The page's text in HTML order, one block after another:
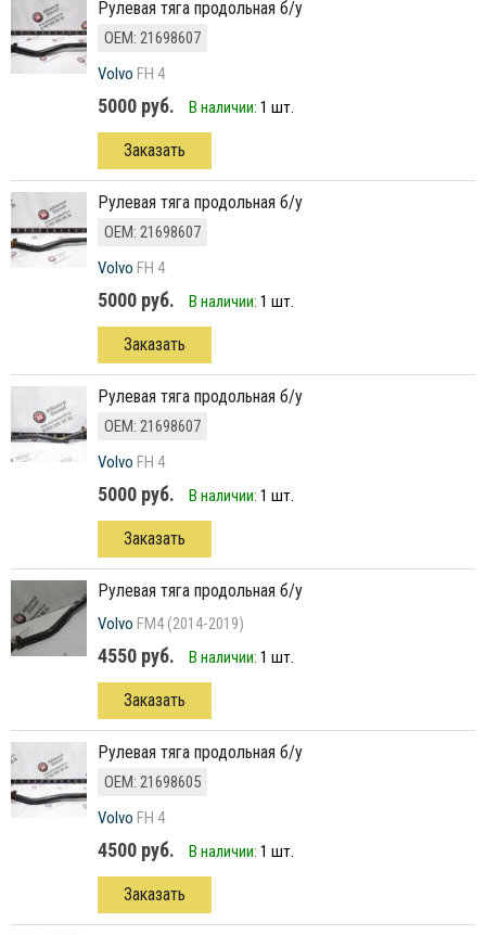
рулевая тяга продольная б/у
ОЕМ: 21698607
Volvo FH 4
5000 руб. В наличии: 1 шт.
Заказать
рулевая тяга продольная б/у
ОЕМ: 21698607
Volvo FH 4
5000 руб. В наличии: 1 шт.
Заказать
рулевая тяга продольная б/у
ОЕМ: 21698607
Volvo FH 4
5000 руб. В наличии: 1 шт.
Заказать
рулевая тяга продольная б/у
Volvo FM4 (2014-2019)
4550 руб. В наличии: 1 шт.
Заказать
рулевая тяга продольная б/у
ОЕМ: 21698605
Volvo FH 4
4500 руб. В наличии: 1 шт.
Заказать